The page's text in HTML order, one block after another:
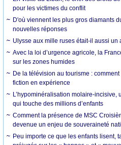
pour les victimes du conflit
D'où viennent les plus gros diamants
nouvelles réponses
Ulysse aux mille ruses était-il aussi un
Avec la loi d’urgence agricole, la
sur les zones humides
De la télévision au tourisme :
fiction en expérience
L’hypominéralisation molaire-
qui touche des millions d’enfants
Comment la présence de MSC
devenue un enjeu de souveraineté
Peu importe ce que les enfants lisent,